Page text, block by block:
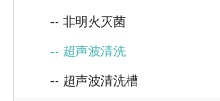
-- 非明火灭菌
-- 超声波清洗
-- 超声波清洗槽